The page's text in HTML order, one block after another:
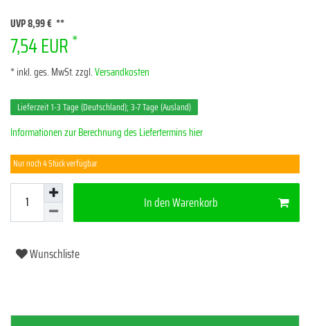
UVP 8,99 €
7,54 EUR *
* inkl. ges. MwSt. zzgl.Versandkosten
Lieferzeit 1-3 Tage (Deutschland); 3-7 Tage (Ausland)
Informationen zur Berechnung des Liefertermins hier
Nur noch 4 Stück verfügbar
In den Warenkorb
Wunschliste